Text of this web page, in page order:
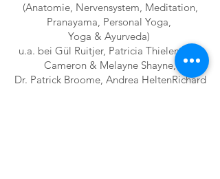
(Anatomie, Nervensystem, Meditation,
Pranayama, Personal Yoga,
Yoga & Ayurveda)
u.a. bei Gül Ruitjer, Patricia Thielemann,
Cameron & Melayne Shayne,
Dr. Patrick Broome, Andrea HeltenRichard